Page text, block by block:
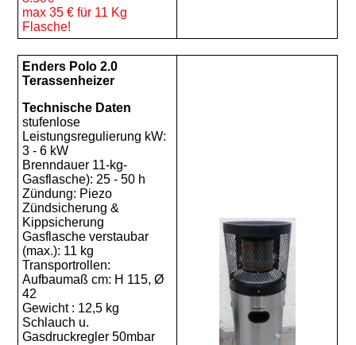
max 35 € für 11 Kg
Flasche!
Enders Polo 2.0
Terassenheizer
Technische Daten
stufenlose
Leistungsregulierung kW:
3 - 6 kW
Brenndauer 11-kg-
Gasflasche): 25 - 50 h
Zündung: Piezo
Zündsicherung &
Kippsicherung
Gasflasche verstaubar
(max.): 11 kg
Transportrollen:
Aufbaumaß cm: H 115, Ø
42
Gewicht : 12,5 kg
Schlauch u.
Gasdruckregler 50mbar